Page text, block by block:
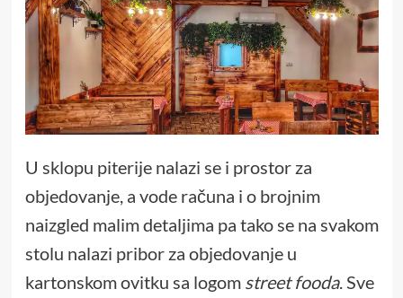
U sklopu piterije nalazi se i prostor za
objedovanje, a vode računa i o brojnim
naizgled malim detaljima pa tako se na svakom
stolu nalazi pribor za objedovanje u
kartonskom ovitku sa logom street fooda. Sve